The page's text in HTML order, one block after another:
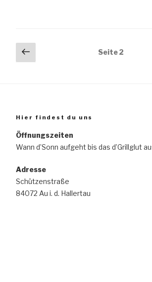
Seitennummerierung
der
Vorherige
Seite
Seite2
Hier findest du uns
Öffnungszeiten
Wann d’Sonn aufgeht bis das d’Grillglut
Adresse
Schützenstraße
84072 Au i. d. Hallertau